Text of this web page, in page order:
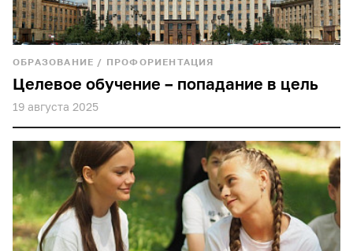
ОБРАЗОВАНИЕ / ПРОФОРИЕНТАЦИЯ
Целевое обучение – попадание в цель
19 августа 2025